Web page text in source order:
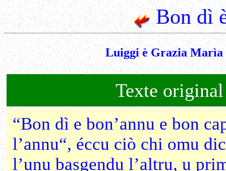
Bon dì
Luiggi è Grazia Marìa
Texte
“Bon dì e bon’annu e bon
l’annu“, éccu ciò chi omu
l’unu basgendu l’altru, u